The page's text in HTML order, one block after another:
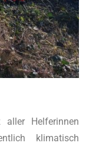
aller Helferinnen
klimatisch